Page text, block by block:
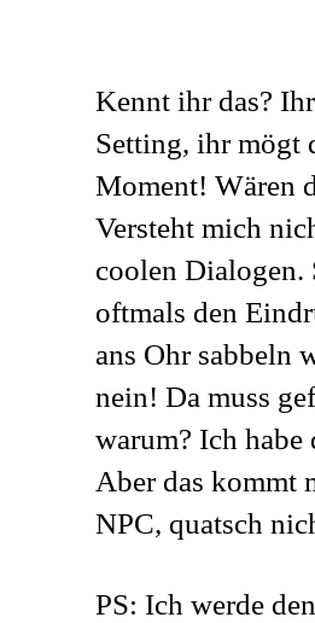
Kennt ihr das?
Setting, ihr mögt
Moment! Wären
Versteht mich
coolen Dialogen.
oftmals den
ans Ohr sabbeln
nein! Da muss
warum? Ich
Aber das kommt
NPC, quatsch
PS: Ich werde